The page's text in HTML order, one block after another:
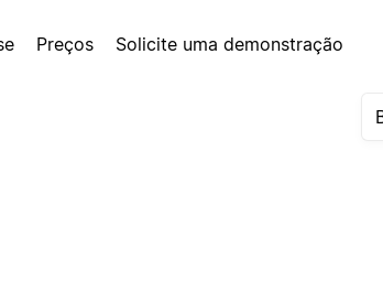
Preços Solicite uma demonstração